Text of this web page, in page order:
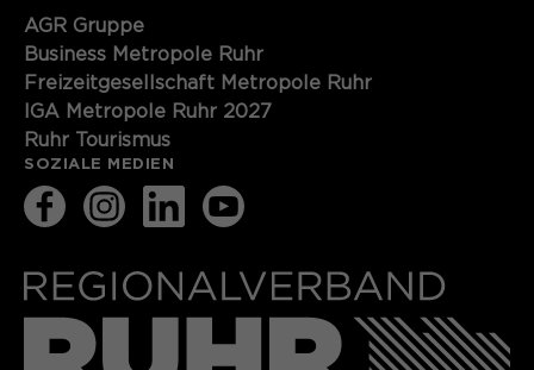
AGR Gruppe
Business Metropole Ruhr
Freizeitgesellschaft Metropole Ruhr
IGA Metropole Ruhr 2027
Ruhr Tourismus
SOZIALE MEDIEN